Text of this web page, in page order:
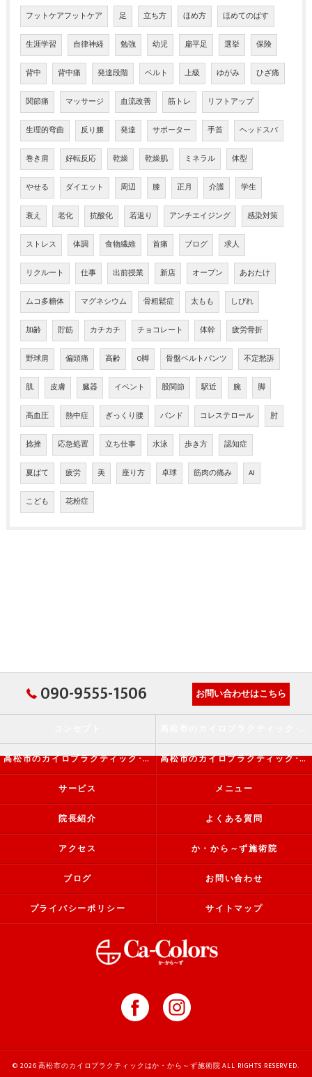
フットケアフットケア 足 立ち方 ほめ方 ほめてのばす
生涯学習 自律神経 勉強 幼児 扁平足 選挙 保険
背中 背中痛 発達段階 ベルト 上級 ゆがみ ひざ痛
関節痛 マッサージ 血流改善 筋トレ リフトアップ
生理的弯曲 反り腰 発達 サポーター 手首 ヘッドスパ
巻き肩 好転反応 乾燥 乾燥肌 ミネラル 体型
やせる ダイエット 周辺 膝 正月 介護 学生
衰え 老化 抗酸化 若返り アンチエイジング 感染対策
ストレス 体調 食物繊維 首痛 ブログ 求人
リクルート 仕事 出前授業 新店 オープン あおたけ
ムコ多糖体 マグネシウム 骨粗鬆症 太もも しびれ
加齢 貯筋 カチカチ チョコレート 体幹 疲労骨折
野球肩 偏頭痛 高齢 O脚 骨盤ベルトパンツ 不定愁訴
肌 皮膚 臓器 イベント 股関節 駅近 腕 脚
高血圧 熱中症 ぎっくり腰 バンド コレステロール 肘
捻挫 応急処置 立ち仕事 水泳 歩き方 認知症
夏ばて 疲労 美 座り方 卓球 筋肉の痛み AI
こども 花粉症
090-9555-1506 お問い合わせはこちら
高松市のカイロプラクティック･か・から～ず施術院の評判 高松市のカイロプラクティック･か・から～ず施術院のお客様の声
サービス メニュー
院長紹介 よくある質問
アクセス か・から～ず施術院
ブログ お問い合わせ
プライバシーポリシー サイトマップ
© 2026 高松市のカイロプラクティックはか・から～ず施術院 ALL RIGHTS RESERVED.